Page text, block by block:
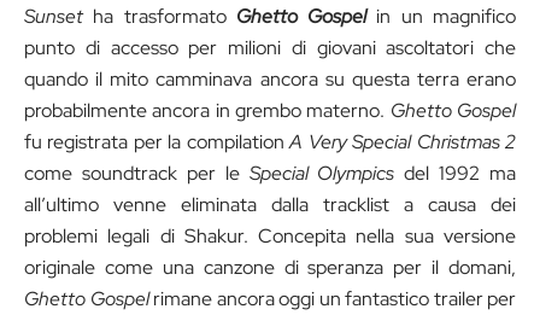
Sunsetha trasformato Ghetto Gospel in un magnifico
punto di accesso per milioni di giovani ascoltatori che
quando il mito camminava ancora su questa terra erano
probabilmente ancora in grembo materno. Ghetto Gospel
fu registrata per la compilationA Very Special Christmas 2
come soundtrack per le Special Olympics del 1992 ma
all’ultimo venne eliminata dalla tracklist a causa dei
problemi legali di Shakur. Concepita nella sua versione
originale come una canzone di speranza per il domani,
Ghetto Gospelrimane ancora oggi un fantastico trailer per